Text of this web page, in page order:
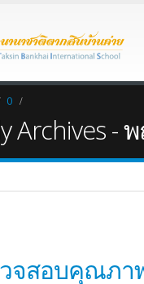
0
Archives -